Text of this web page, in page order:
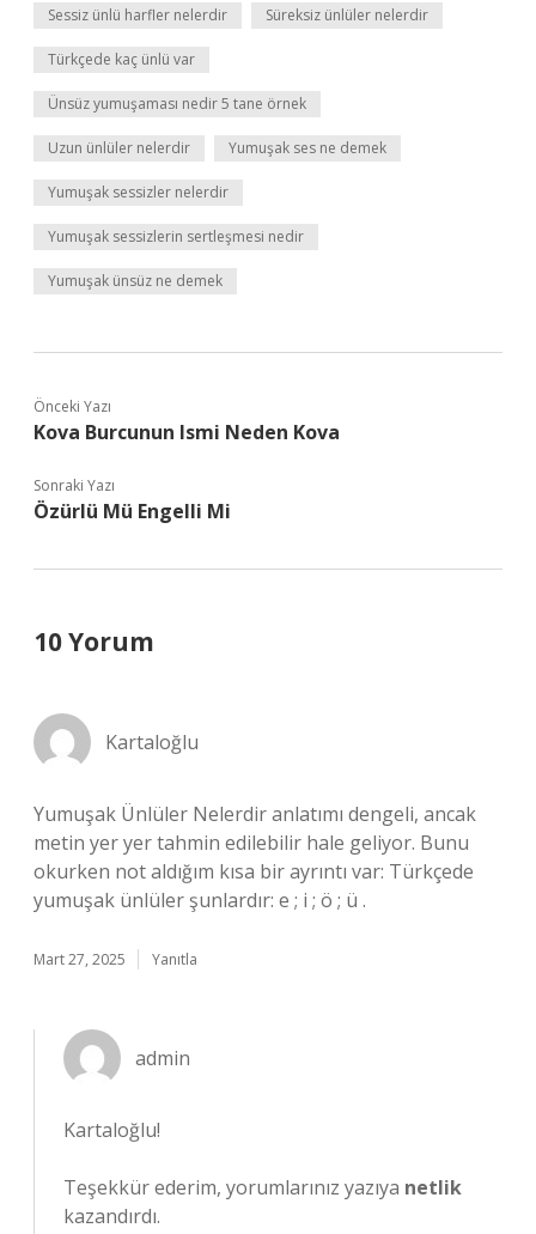
Sessiz ünlü harfler nelerdir Süreksiz ünlüler nelerdir
Türkçede kaç ünlü var
Ünsüz yumuşaması nedir 5 tane örnek
Uzun ünlüler nelerdir Yumuşak ses ne demek
Yumuşak sessizler nelerdir
Yumuşak sessizlerin sertleşmesi nedir
Yumuşak ünsüz ne demek
Önceki Yazı
Kova Burcunun Ismi Neden Kova
Sonraki Yazı
Özürlü Mü Engelli Mi
10 Yorum
Kartaloğlu
Yumuşak Ünlüler Nelerdir anlatımı dengeli, ancak
metin yer yer tahmin edilebilir hale geliyor. Bunu
okurken not aldığım kısa bir ayrıntı var: Türkçede
yumuşak ünlüler şunlardır: e ; i ; ö ; ü .
Mart 27, 2025 Yanıtla
admin
Kartaloğlu!
Teşekkür ederim, yorumlarınız yazıya netlik
kazandırdı.